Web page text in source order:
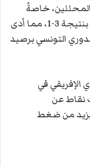
خاصةً
بعد خسارة الإفريقي في هذه المباراة الهامة بنتيجة 3-1، مما أدى
التونسي برصيد
الإفريقي في
نقاط عن
يزيد من ضغط